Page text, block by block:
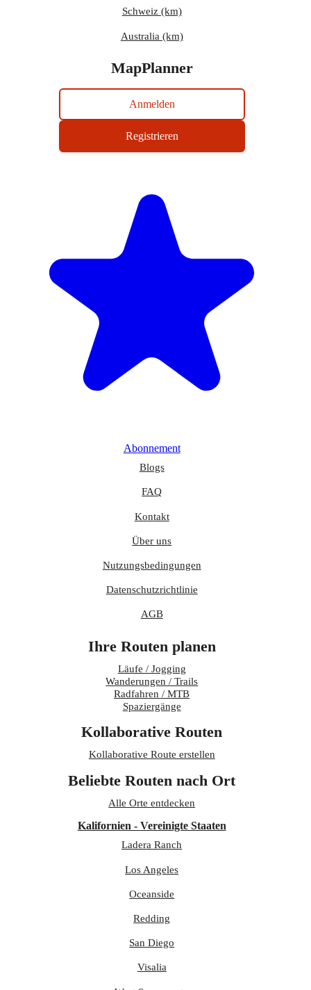
Schweiz (km)
Australia (km)
MapPlanner
Anmelden
Registrieren
Abonnement
Blogs
FAQ
Kontakt
Über uns
Nutzungsbedingungen
Datenschutzrichtlinie
AGB
Ihre Routen planen
Läufe / Jogging
Wanderungen / Trails
Radfahren / MTB
Spaziergänge
Kollaborative Routen
Kollaborative Route erstellen
Beliebte Routen nach Ort
Alle Orte entdecken
Kalifornien - Vereinigte Staaten
Ladera Ranch
Los Angeles
Oceanside
Redding
San Diego
Visalia